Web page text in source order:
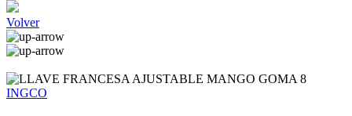
Volver
INGCO